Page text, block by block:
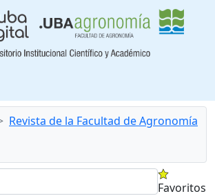
Revista de la Facultad de Agronomía
Favoritos